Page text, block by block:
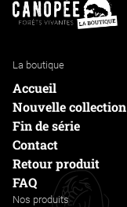
La boutique
Accueil
Nouvelle collection
Fin de série
Contact
Retour produit
FAQ
Nos produits